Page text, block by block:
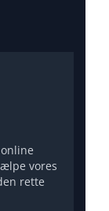
vores
rette